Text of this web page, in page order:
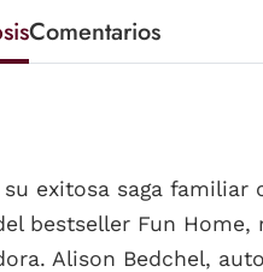
Comentarios
exitosa saga
bestseller Fun
Alison Bedchel,